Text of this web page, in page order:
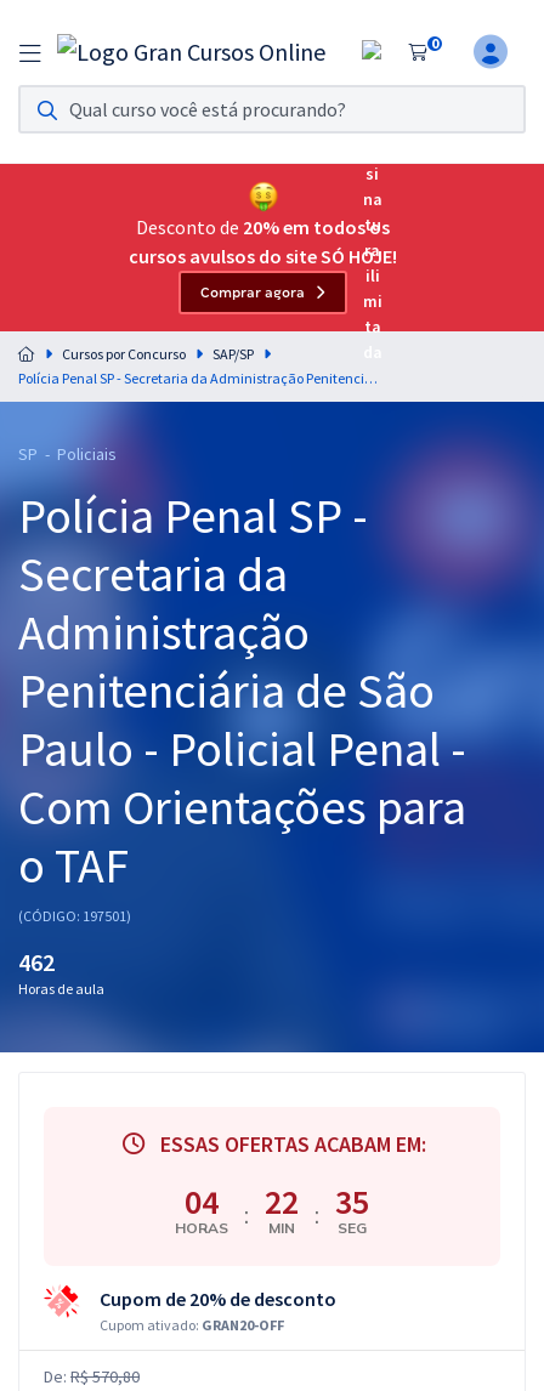
0
Assinatura Ilimitada 11
Acesso a todos os cursos. Teste grátis por 7 dias!
Assinatura OAB Até Passar
Acesso ilimitado a toda preparação para o Exame da
Residências Multiprofissionais
Preparação completa e intensiva para as principais
residências em saúde do Brasil
Cursos 20% OFF
Pós
Graduação
OAB
Mentorias
Questões grátis
Desconto de 20% em todos os
cursos avulsos do site SÓ HOJE!
Comprar agora
Cursos por Concurso
SAP/SP
Polícia Penal SP - Secretaria da Administração Penitenciária de São Paulo - Policial Penal - Com Orientações para o TAF
SP - Policiais
Polícia Penal SP -
Secretaria da
Administração
Penitenciária de São
Paulo - Policial Penal -
Com Orientações para
o TAF
(CÓDIGO: 197501)
462
Horas de aula
ESSAS OFERTAS ACABAM EM:
04
HORAS : 22
MIN : 34
SEG
Cupom de 20% de desconto
Cupom ativado: GRAN20-OFF
De: R$ 570,80